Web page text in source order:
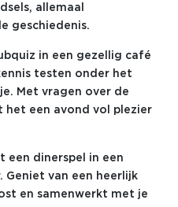
allemaal
geschiedenis.
in een gezellig café
testen onder het
Met vragen over de
een avond vol plezier
een dinerspel in een
Geniet van een heerlijk
en samenwerkt met je